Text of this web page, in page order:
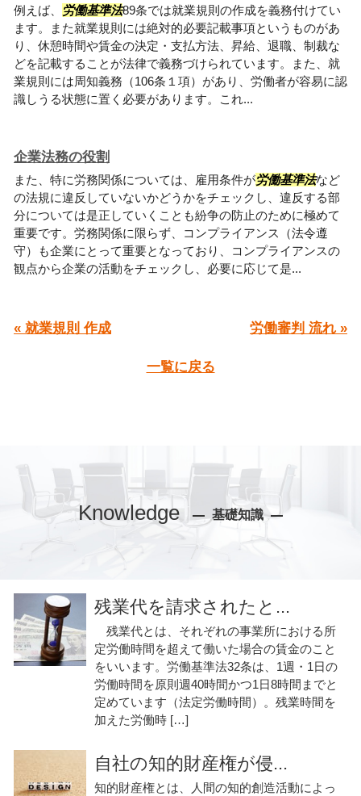
例えば、 労働基準法89条では就業規則の作成を義務付けてい
ます。また就業規則には絶対的必要記載事項というものがあ
り、休憩時間や賃金の決定・支払方法、昇給、退職、制裁な
どを記載することが法律で義務づけられています。また、就
業規則には周知義務（106条１項）があり、労働者が容易に認
識しうる状態に置く必要があります。これ...
企業法務の役割
また、特に労務関係については、雇用条件が労働基準法など
の法規に違反していないかどうかをチェックし、違反する部
分については是正していくことも紛争の防止のために極めて
重要です。労務関係に限らず、コンプライアンス（法令遵
守）も企業にとって重要となっており、コンプライアンスの
観点から企業の活動をチェックし、必要に応じて是...
« 就業規則 作成 労働審判 流れ »
一覧に戻る
Knowledge 基礎知識
残業代を請求されたと...
残業代とは、それぞれの事業所における所
定労働時間を超えて働いた場合の賃金のこと
をいいます。労働基準法32条は、1週・1日の
労働時間を原則週40時間かつ1日8時間までと
定めています（法定労働時間）。残業時間を
加えた労働時 […]
自社の知的財産権が侵...
知的財産権とは、人間の知的創造活動によっ